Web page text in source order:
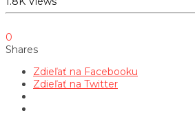
0
Shares
Zdieľať na Facebooku
Zdieľať na Twitter